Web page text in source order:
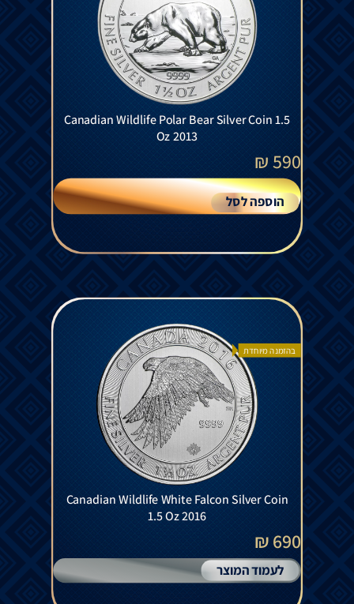
Canadian Wildlife Polar Bear Silver Coin 1.5
Oz 2013
590
₪
הוספה לסל
בהזמנה מיוחדת
Canadian Wildlife White Falcon Silver Coin
1.5 Oz 2016
690 ₪
לעמוד המוצר